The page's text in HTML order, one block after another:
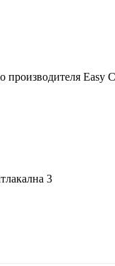
производителя Easy
3